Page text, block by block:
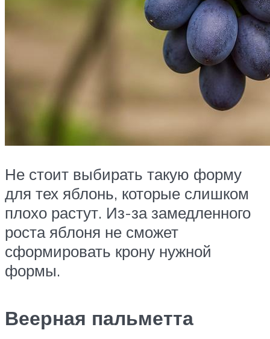
Не стоит выбирать такую форму
для тех яблонь, которые слишком
плохо растут. Из-за замедленного
роста яблоня не сможет
сформировать крону нужной
формы.
Веерная пальметта